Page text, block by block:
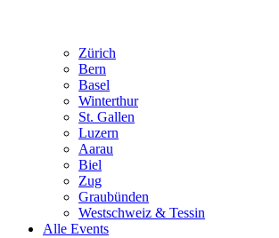
Zürich
Bern
Basel
Winterthur
St. Gallen
Luzern
Aarau
Biel
Zug
Graubünden
Westschweiz & Tessin
Alle Events